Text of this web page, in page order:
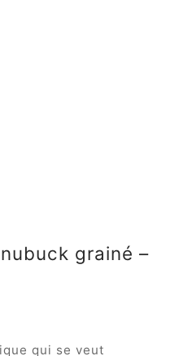
grainé –
qui se veut